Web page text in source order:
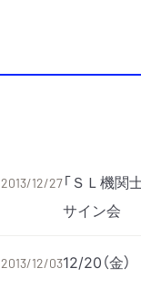
2013/12/27「ＳＬ機
サイン会
2013/12/0312/20（金